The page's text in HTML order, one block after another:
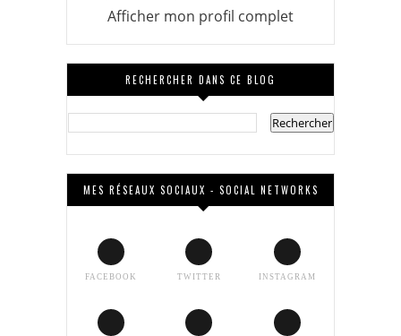
Afficher mon profil complet
RECHERCHER DANS CE BLOG
MES RÉSEAUX SOCIAUX - SOCIAL NETWORKS
FACEBOOK TWITTER INSTAGRAM